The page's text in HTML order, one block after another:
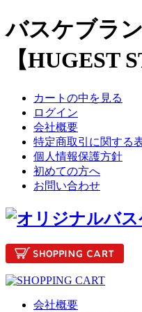
バスケブラ
【HUGEST
カートの中を見る
ログイン
会社概要
特定商取引に関する
個人情報保護方針
初めての方へ
お問い合わせ
会社概要